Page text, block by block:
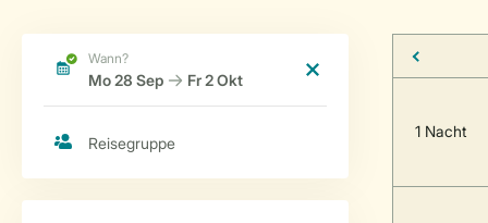
1 Nacht